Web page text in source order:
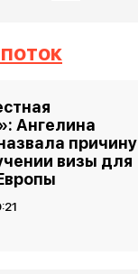
Ангелина
причину
визы для